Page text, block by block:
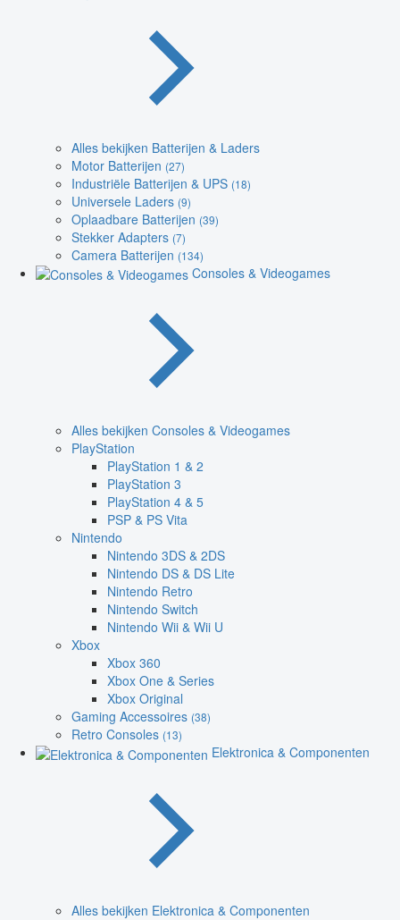
Alles bekijken Batterijen & Laders
Motor Batterijen (27)
Industriële Batterijen & UPS (18)
Universele Laders (9)
Oplaadbare Batterijen (39)
Stekker Adapters (7)
Camera Batterijen (134)
Consoles & Videogames
Alles bekijken Consoles & Videogames
PlayStation
PlayStation 1 & 2
PlayStation 3
PlayStation 4 & 5
PSP & PS Vita
Nintendo
Nintendo 3DS & 2DS
Nintendo DS & DS Lite
Nintendo Retro
Nintendo Switch
Nintendo Wii & Wii U
Xbox
Xbox 360
Xbox One & Series
Xbox Original
Gaming Accessoires (38)
Retro Consoles (13)
Elektronica & Componenten
Alles bekijken Elektronica & Componenten